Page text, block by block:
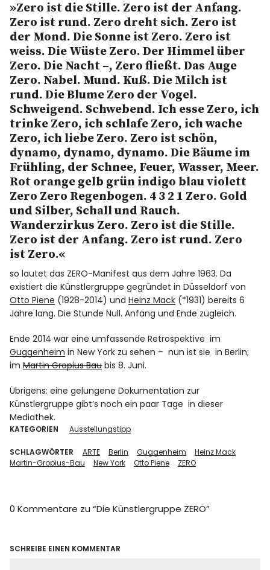
»Zero ist die Stille. Zero ist der Anfang.
Zero ist rund. Zero dreht sich. Zero ist
der Mond. Die Sonne ist Zero. Zero ist
weiss. Die Wüste Zero. Der Himmel über
Zero. Die Nacht –, Zero fließt. Das Auge
Zero. Nabel. Mund. Kuß. Die Milch ist
rund. Die Blume Zero der Vogel.
Schweigend. Schwebend. Ich esse Zero, ich
trinke Zero, ich schlafe Zero, ich wache
Zero, ich liebe Zero. Zero ist schön,
dynamo, dynamo, dynamo. Die Bäume im
Frühling, der Schnee, Feuer, Wasser, Meer.
Rot orange gelb grün indigo blau violett
Zero Zero Regenbogen. 4 3 2 1 Zero. Gold
und Silber, Schall und Rauch.
Wanderzirkus Zero. Zero ist die Stille.
Zero ist der Anfang. Zero ist rund. Zero
ist Zero.«
so lautet das ZERO-Manifest aus dem Jahre 1963. Da
existiert die Künstlergruppe gegründet in Düsseldorf von
Otto Piene (1928-2014) undHeinz Mack (*1931) bereits 6
Jahre lang. Die Stunde Null. Anfang und Ende zugleich.
Ende 2014 war eine umfassende Retrospektive im
Guggenheim in New York zu sehen – nun ist sie in Berlin;
imMartin Gropius Baubis 8. Juni.
Übrigens: eine gelungene Dokumentation zur
Künstlergruppe gibt’s noch ein paar Tage in dieser
Mediathek.
KATEGORIEN Ausstellungstipp
SCHLAGWÖRTER ARTE Berlin Guggenheim
Heinz Mack
Martin-Gropius-Bau
New York Otto Piene ZERO
0 Kommentare zu “Die Künstlergruppe ZERO”
SCHREIBE EINEN KOMMENTAR